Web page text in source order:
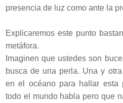
presencia de luz como ante la
Explicaremos este punto
metáfora.
Imaginen que ustedes son
busca de una perla. Una y
en el océano para hallar esta
todo el mundo habla pero que